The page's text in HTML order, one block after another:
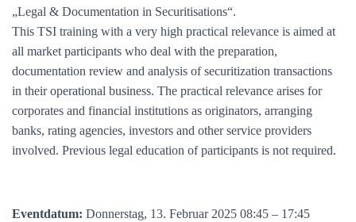
„Legal & Documentation in Securitisations“.
This TSI training with a very high practical relevance is aimed at
all market participants who deal with the preparation,
documentation review and analysis of securitization transactions
in their operational business. The practical relevance arises for
corporates and financial institutions as originators, arranging
banks, rating agencies, investors and other service providers
involved. Previous legal education of participants is not required.
Eventdatum: Donnerstag, 13. Februar 2025 08:45 – 17:45